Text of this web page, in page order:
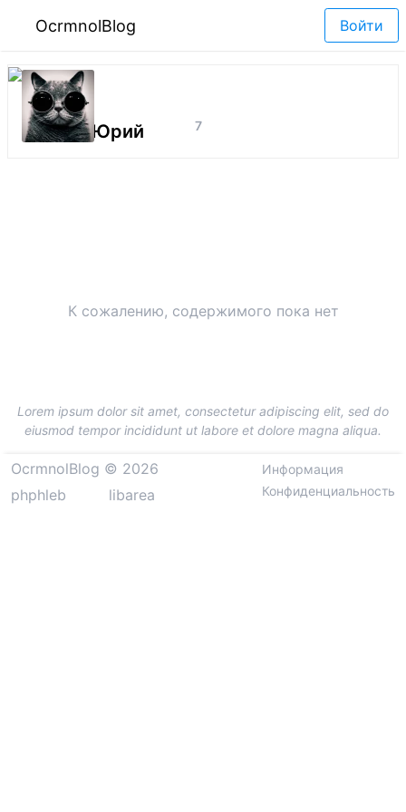
OcrmnolBlog Войти
YuraN / Юрий 7
К сожалению, содержимого пока нет
Lorem ipsum dolor sit amet, consectetur adipiscing elit, sed do
eiusmod tempor incididunt ut labore et dolore magna aliqua.
OcrmnolBlog © 2026
phphleb
libarea
Информация
Конфиденциальность